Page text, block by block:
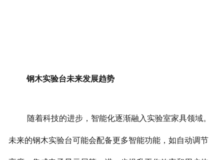
钢木实验台未来发展趋势
随着科技的进步，智能化逐渐融入实验室家具领域。
未来的钢木实验台可能会配备更多智能功能，如自动调节